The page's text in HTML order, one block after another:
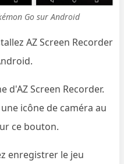
Go sur Android
AZ Screen Recorder
d'AZ Screen Recorder.
icône de caméra au
ce bouton.
enregistrer le jeu